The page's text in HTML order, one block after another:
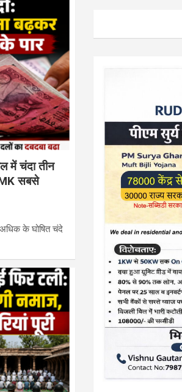
में चंदा तीन
सबसे
के घोषित चंदे